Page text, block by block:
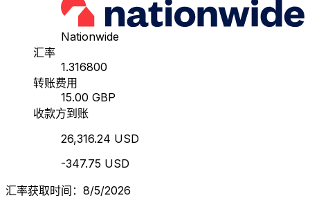
Nationwide
汇率
1.316800
转账费用
15.00 GBP
收款方到账
26,316.24 USD
-347.75 USD
汇率获取时间：8/5/2026